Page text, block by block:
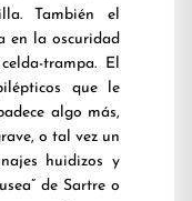
También el
en la oscuridad
trampa. El
que le
algo más,
o tal vez un
huidizos y
de Sartre o